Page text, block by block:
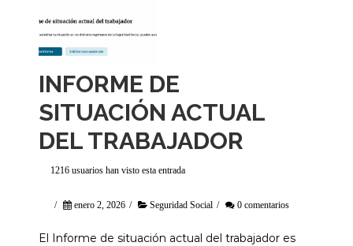
INFORME DE
SITUACIÓN ACTUAL
DEL TRABAJADOR
1216 usuarios han visto esta entrada
/ enero 2, 2026 / Seguridad Social / 0 comentarios
El Informe de situación actual del trabajador es